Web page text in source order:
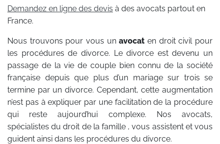
Demandez en ligne des devis à des avocats partout en
France.
Nous trouvons pour vous unavocaten droit civil pour
les procédures de divorce. Le divorce est devenu un
passage de la vie de couple bien connu de la société
française depuis que plus d’un mariage sur trois se
termine par un divorce. Cependant, cette augmentation
n’est pas à expliquer par une facilitation de la procédure
qui reste aujourd’hui complexe. Nos avocats,
spécialistes du droit de la famille , vous assistent et vous
guident ainsi dans les procédures du divorce.